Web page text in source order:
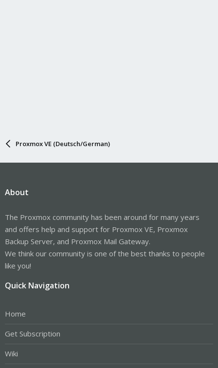
Proxmox VE (Deutsch/German)
About
The Proxmox community has been around for many years
and offers help and support for Proxmox VE, Proxmox
Backup Server, and Proxmox Mail Gateway.
We think our community is one of the best thanks to people
like you!
Quick Navigation
Home
Get Subscription
Wiki